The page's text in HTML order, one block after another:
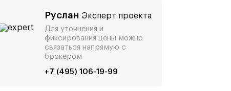
Руслан Эксперт проекта
Для уточнения и
фиксирования цены можно
связаться напрямую с
брокером
+7 (495) 106-19-99